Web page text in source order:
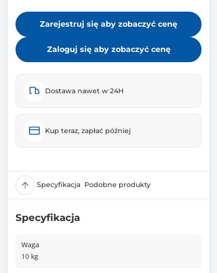
Zarejestruj się aby zobaczyć cenę
Zaloguj się aby zobaczyć cenę
Dostawa nawet w 24H
Kup teraz, zapłać później
Specyfikacja Podobne produkty
Specyfikacja
Waga
10 kg